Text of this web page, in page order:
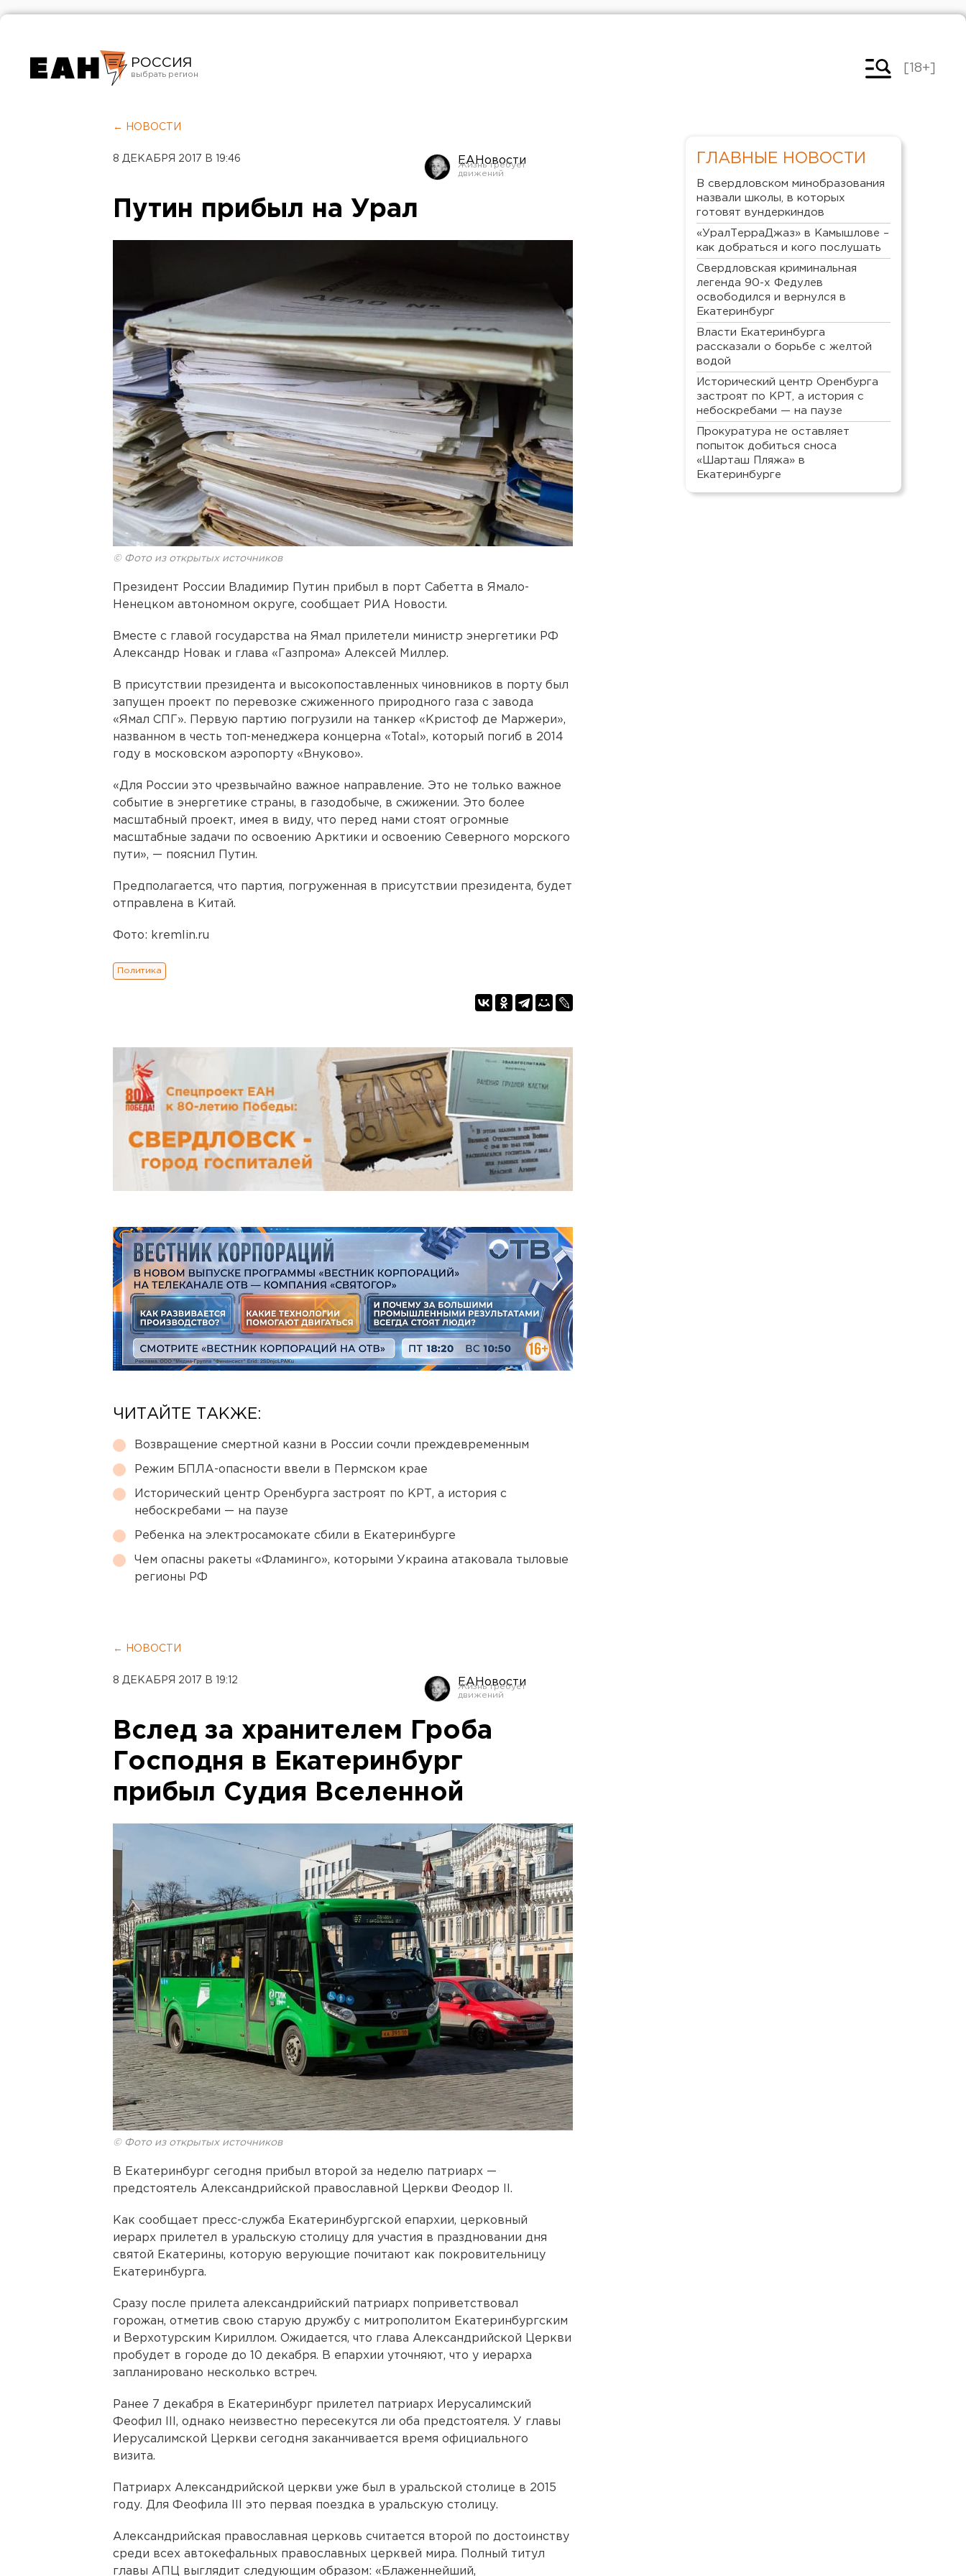
РОССИЯ
Челябинск
[18+]
← НОВОСТИ
8 ДЕКАБРЯ 2017 В 19:46 ЕАНовости
Путин прибыл на Урал
© Фото из открытых источников
Президент России Владимир Путин прибыл в порт Сабетта в Ямало-
Ненецком автономном округе, сообщает РИА Новости.
Вместе с главой государства на Ямал прилетели министр энергетики РФ
Александр Новак и глава «Газпрома» Алексей Миллер.
В присутствии президента и высокопоставленных чиновников в порту был
запущен проект по перевозке сжиженного природного газа с завода
«Ямал СПГ». Первую партию погрузили на танкер «Кристоф де Маржери»,
названном в честь топ-менеджера концерна «Total», который погиб в 2014
году в московском аэропорту «Внуково».
«Для России это чрезвычайно важное направление. Это не только важное
событие в энергетике страны, в газодобыче, в сжижении. Это более
масштабный проект, имея в виду, что перед нами стоят огромные
масштабные задачи по освоению Арктики и освоению Северного морского
пути», — пояснил Путин.
Предполагается, что партия, погруженная в присутствии президента, будет
отправлена в Китай.
Фото: kremlin.ru
Политика
ЧИТАЙТЕ ТАКЖЕ:
Возвращение смертной казни в России сочли преждевременным
Режим БПЛА-опасности ввели в Пермском крае
Исторический центр Оренбурга застроят по КРТ, а история с
небоскребами — на паузе
Ребенка на электросамокате сбили в Екатеринбурге
Чем опасны ракеты «Фламинго», которыми Украина атаковала тыловые
регионы РФ
← НОВОСТИ
8 ДЕКАБРЯ 2017 В 19:12 ЕАНовости
Вслед за хранителем Гроба
Господня в Екатеринбург
прибыл Судия Вселенной
© Фото из открытых источников
В Екатеринбург сегодня прибыл второй за неделю патриарх —
предстоятель Александрийской православной Церкви Феодор II.
Как сообщает пресс-служба Екатеринбургской епархии, церковный
иерарх прилетел в уральскую столицу для участия в праздновании дня
святой Екатерины, которую верующие почитают как покровительницу
Екатеринбурга.
Сразу после прилета александрийский патриарх поприветствовал
горожан, отметив свою старую дружбу с митрополитом Екатеринбургским
и Верхотурским Кириллом. Ожидается, что глава Александрийской Церкви
пробудет в городе до 10 декабря. В епархии уточняют, что у иерарха
запланировано несколько встреч.
Ранее 7 декабря в Екатеринбург прилетел патриарх Иерусалимский
Феофил III, однако неизвестно пересекутся ли оба предстоятеля. У главы
Иерусалимской Церкви сегодня заканчивается время официального
визита.
Патриарх Александрийской церкви уже был в уральской столице в 2015
году. Для Феофила III это первая поездка в уральскую столицу.
Александрийская православная церковь считается второй по достоинству
среди всех автокефальных православных церквей мира. Полный титул
главы АПЦ выглядит следующим образом: «Блаженнейший,
ГЛАВНЫЕ НОВОСТИ
В свердловском минобразования
назвали школы, в которых
готовят вундеркиндов
«УралТерраДжаз» в Камышлове –
как добраться и кого послушать
Свердловская криминальная
легенда 90-х Федулев
освободился и вернулся в
Екатеринбург
Власти Екатеринбурга
рассказали о борьбе с желтой
водой
Исторический центр Оренбурга
застроят по КРТ, а история с
небоскребами — на паузе
Прокуратура не оставляет
попыток добиться сноса
«Шарташ Пляжа» в
Екатеринбурге